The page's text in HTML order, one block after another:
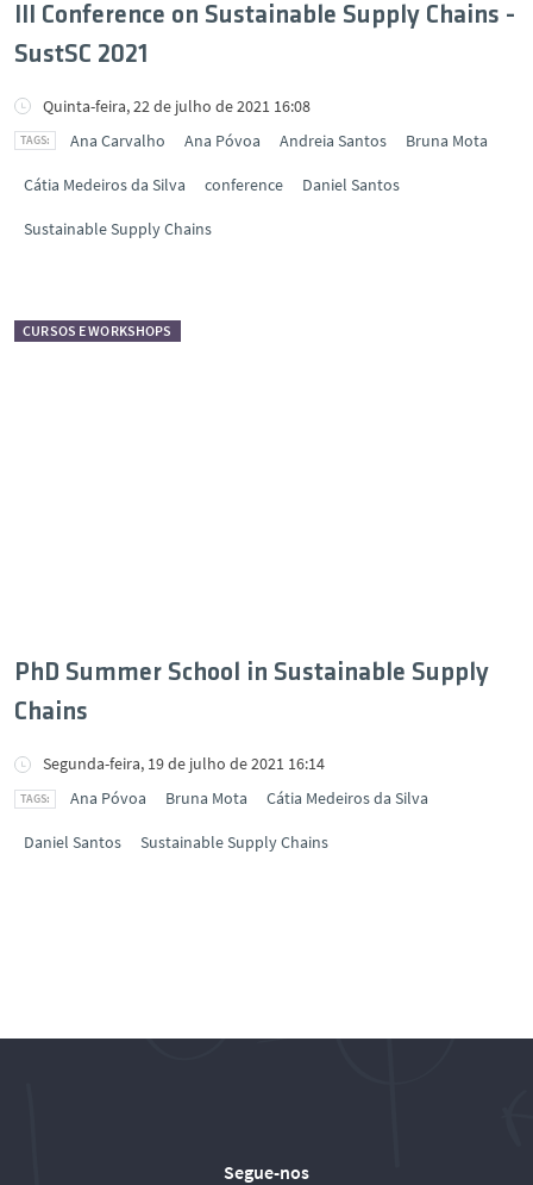
III Conference on Sustainable Supply Chains -
SustSC 2021
Quinta-feira, 22 de julho de 2021 16:08
Ana Carvalho
Ana Póvoa Andreia Santos Bruna Mota
Cátia Medeiros da Silva conference Daniel Santos
Sustainable Supply Chains
CURSOS E WORKSHOPS
PhD Summer School in Sustainable Supply
Chains
Segunda-feira, 19 de julho de 2021 16:14
Ana Póvoa
Bruna Mota Cátia Medeiros da Silva
Daniel Santos Sustainable Supply Chains
Segue-nos